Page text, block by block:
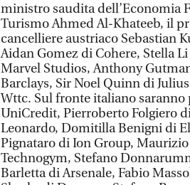
ministro saudita dell’Economia
Turismo Ahmed Al-Khateeb, il
cancelliere austriaco Sebastian
Aidan Gomez di Cohere, Stella
Marvel Studios, Anthony
Barclays, Sir Noel Quinn di
Wttc. Sul fronte italiano
UniCredit, Pierroberto Folgiero
Leonardo, Domitilla Benigni di
Pignataro di Ion Group,
Technogym, Stefano
Barletta di Arsenale, Fabio